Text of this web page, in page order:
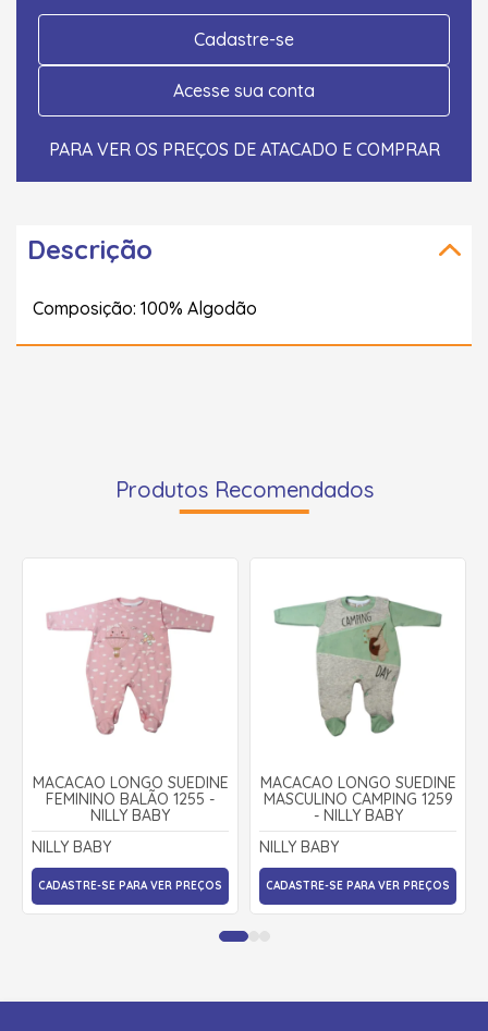
Cadastre-se
Acesse sua conta
PARA VER OS PREÇOS DE ATACADO E COMPRAR
Descrição
Composição: 100% Algodão
Produtos Recomendados
MACACÃO LONGO SUEDINE
FEMININO BALÃO 1255 -
NILLY BABY
NILLY BABY
CADASTRE-SE PARA VER PREÇOS
MACACÃO LONGO SUEDINE
MASCULINO CAMPING 1259
- NILLY BABY
NILLY BABY
CADASTRE-SE PARA VER PREÇOS